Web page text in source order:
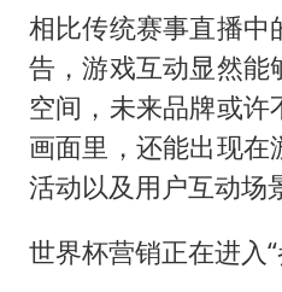
相比传统赛事直播中
告，游戏互动显然能
空间，未来品牌或
画面里，还能出现在
活动以及用户互动场
世界杯营销正在进入